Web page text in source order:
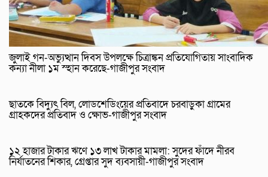
জুলাই গন-অভ্যুত্থান দিবস উপলক্ষে চিত্রাঙ্কন প্রতিযোগিতায় সাংবাদিক
কন্যা নীলা ১ম স্হান করেছে-গাজীপুর সংবাদ
ছাতকে বিদ্যুৎ বিল, লোডশেডিংয়ের প্রতিবাদে চরবাড়ুকা গ্রামের
গ্রাহকদের প্রতিবাদ ও ক্ষোভ-গাজীপুর সংবাদ
১২ হাজার টাকার ঋণে ১৩ লাখ টাকার মামলা: সুদের ফাঁদে নীরব
নির্যাতনের শিকার, গ্রেপ্তার সুদ ব্যবসায়ী-গাজীপুর সংবাদ